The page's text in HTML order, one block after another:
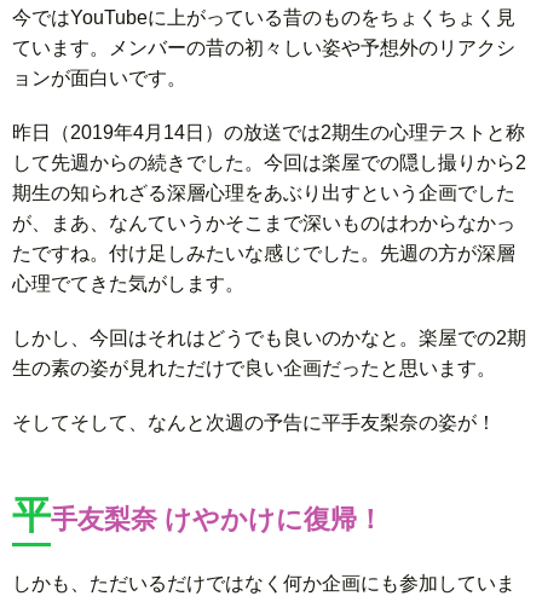
今ではYouTubeに上がっている昔のものをちょくちょく見
ています。メンバーの昔の初々しい姿や予想外のリアクシ
ョンが面白いです。
昨日（2019年4月14日）の放送では2期生の心理テストと称
して先週からの続きでした。今回は楽屋での隠し撮りから2
期生の知られざる深層心理をあぶり出すという企画でした
が、まあ、なんていうかそこまで深いものはわからなかっ
たですね。付け足しみたいな感じでした。先週の方が深層
心理でてきた気がします。
しかし、今回はそれはどうでも良いのかなと。楽屋での2期
生の素の姿が見れただけで良い企画だったと思います。
そしてそして、なんと次週の予告に平手友梨奈の姿が！
平手友梨奈 けやかけに復帰！
しかも、ただいるだけではなく何か企画にも参加していま